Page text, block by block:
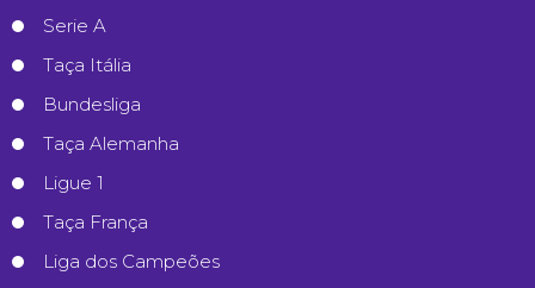
Serie A
Taça Itália
Bundesliga
Taça Alemanha
Ligue 1
Taça França
Liga dos Campeões